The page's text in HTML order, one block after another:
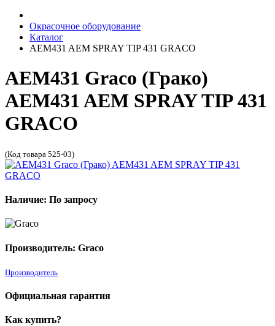
Окрасочное оборудование
Каталог
AEM431 AEM SPRAY TIP 431 GRACO
AEM431 Graco (Грако)
AEM431 AEM SPRAY TIP 431
GRACO
(Код товара 525-03)
Наличие: По запросу
Производитель: Graco
Производитель
Официальная гарантия
Как купить?